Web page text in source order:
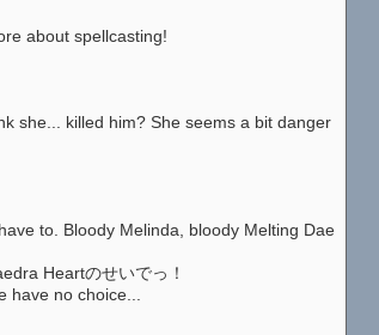
about spellcasting!
she... killed him? She seems a bit danger
to. Bloody Melinda, bloody Melting Dae
Heartのせいでっ！
no choice...